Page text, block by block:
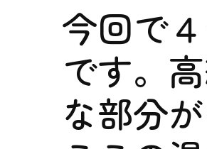
今回で
です。
な部分